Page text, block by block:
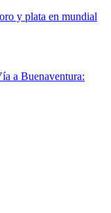
y plata en mundial
a Buenaventura: